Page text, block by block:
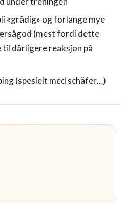
«grådig» og forlange mye
(mest fordi dette
dårligere reaksjon på
(spesielt med schäfer…)